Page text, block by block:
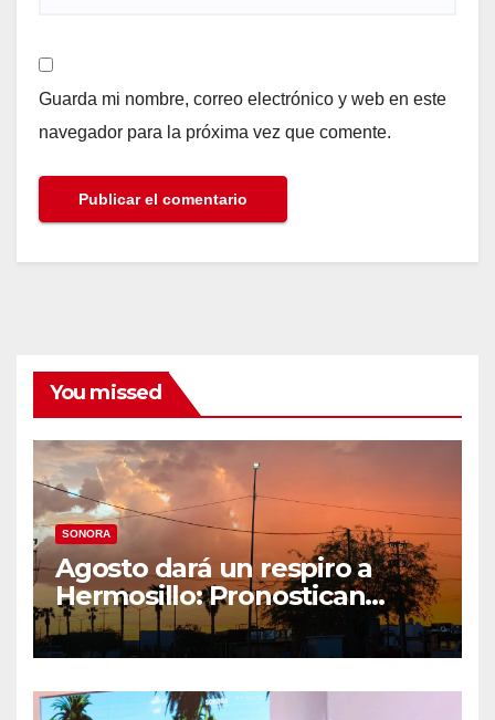
Guarda mi nombre, correo electrónico y web en este
navegador para la próxima vez que comente.
You missed
SONORA
Agosto dará un respiro a
Hermosillo: Pronostican
semana lluviosa y
temperaturas de hasta 34°C